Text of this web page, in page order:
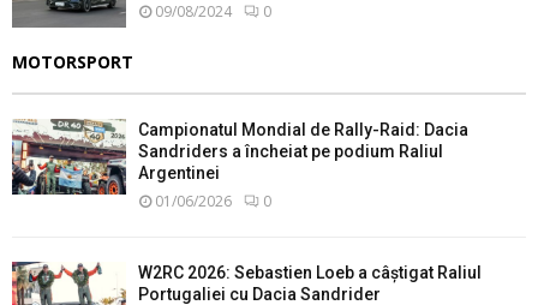
09/08/2024 0
MOTORSPORT
Campionatul Mondial de Rally-Raid: Dacia
Sandriders a încheiat pe podium Raliul
Argentinei
01/06/2026 0
W2RC 2026: Sebastien Loeb a câștigat Raliul
Portugaliei cu Dacia Sandrider